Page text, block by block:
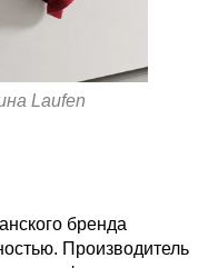
Laufen
бренда
Производитель